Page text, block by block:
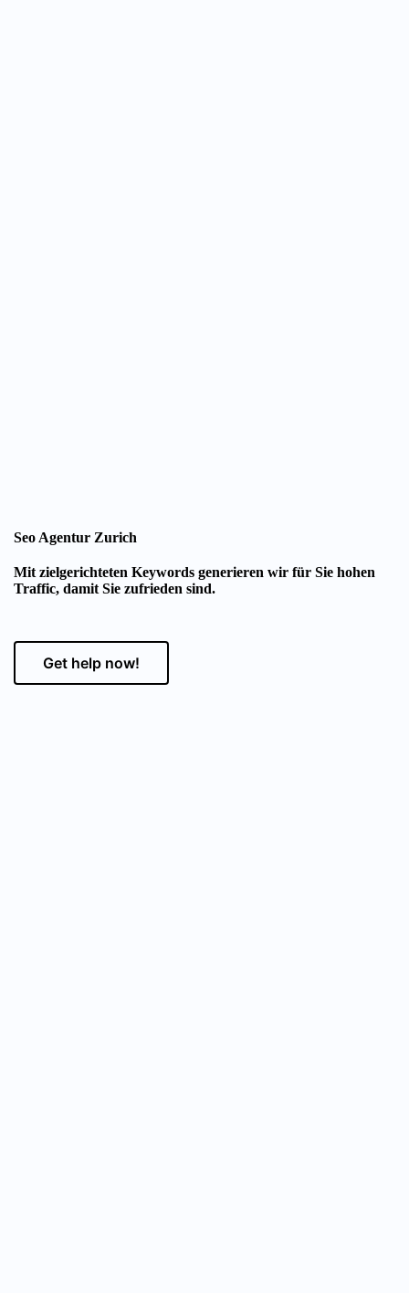
Seo Agentur Zurich
Mit zielgerichteten Keywords generieren wir für Sie hohen
Traffic, damit Sie zufrieden sind.
Get help now!